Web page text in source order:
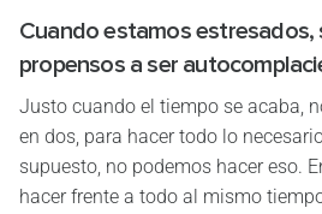
Cuando estamos estresados,
propensos a ser
Justo cuando el tiempo se acaba,
en dos, para hacer todo lo
supuesto, no podemos hacer eso.
hacer frente a todo al mismo